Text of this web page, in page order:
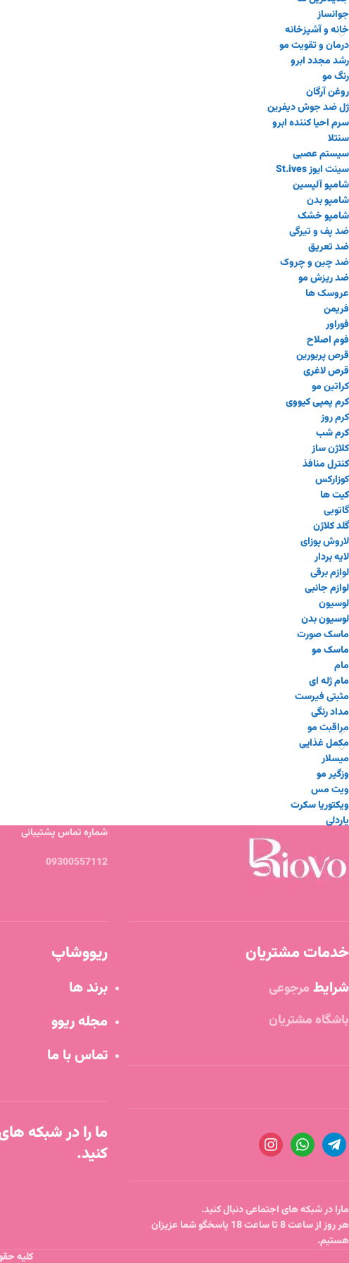
جوانساز
خانه و آشپزخانه
درمان و تقویت مو
رشد مجدد ابرو
رنگ مو
روغن آرگان
ژل ضد جوش دیفرین
سرم احیا کننده ابرو
سنتلا
سیستم عصبی
سینت ایوز St.ives
شامپو آلپسین
شامپو بدن
شامپو خشک
ضد پف و تیرگی
ضد تعریق
ضد چین و چروک
ضد ریزش مو
عروسک ها
فریمن
فوراور
فوم اصلاح
قرص پریورین
قرص لاغری
کراتین مو
کرم پمپی کیووی
کرم روز
کرم شب
کلاژن ساز
کنترل منافذ
کوزارکس
کیت ها
گاتوبی
گلد کلاژن
لاروش پوزای
لایه بردار
لوازم برقی
لوازم جانبی
لوسیون
لوسیون بدن
ماسک صورت
ماسک مو
مام
مام ژله ای
مثبتی فیرست
مداد رنگی
مراقبت مو
مکمل غذایی
میسلار
وزگیر مو
ویت مس
ویکتوریا سکرت
یاردلی
خدمات مشتریان
شرایط مرجوعی
باشگاه مشتریان
مارا در شبکه های اجتماعی دنبال کنید.
هر روز از ساعت 8 تا ساعت 18 پاسخگو شما عزیزان
هستیم.
شماره تماس پشتیبانی
09300557112
ریووشاپ
برند ها
مجله ریوو
تماس با ما
ما را در شبکه
کنید.
کلیه